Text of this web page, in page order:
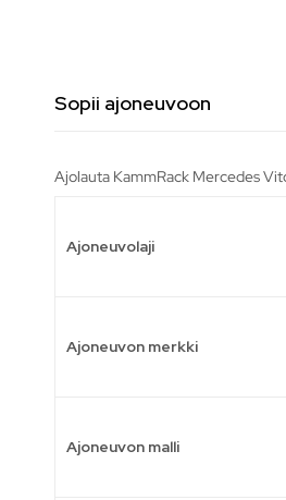
Sopii ajoneuvoon
Ajolauta KammRack Mercedes
Ajoneuvolaji
Ajoneuvon merkki
Ajoneuvon malli